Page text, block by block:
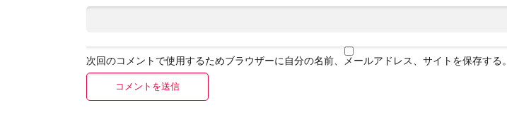
次回のコメントで使用するためブラウザーに自分の名前、メールアドレス、サイトを保存する。